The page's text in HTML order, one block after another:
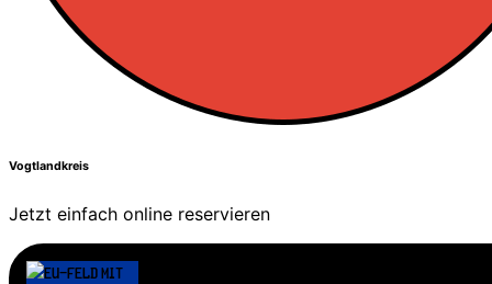
Vogtlandkreis
Jetzt einfach online reservieren